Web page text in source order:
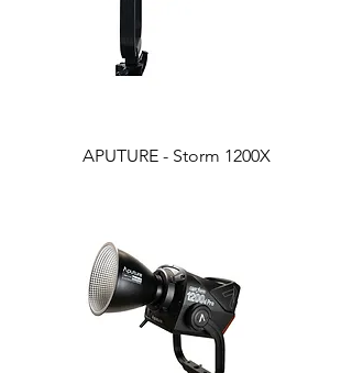
APUTURE - Storm 1200X